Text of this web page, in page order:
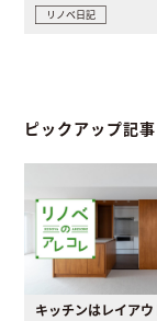
リノベ日記
ピックアップ記事